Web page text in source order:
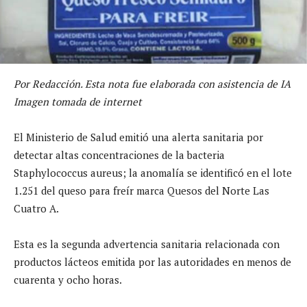
Por Redacción. Esta nota fue elaborada con asistencia de IA
Imagen tomada de internet
El Ministerio de Salud emitió una alerta sanitaria por
detectar altas concentraciones de la bacteria
Staphylococcus aureus; la anomalía se identificó en el lote
1.251 del queso para freír marca Quesos del Norte Las
Cuatro A.
Esta es la segunda advertencia sanitaria relacionada con
productos lácteos emitida por las autoridades en menos de
cuarenta y ocho horas.